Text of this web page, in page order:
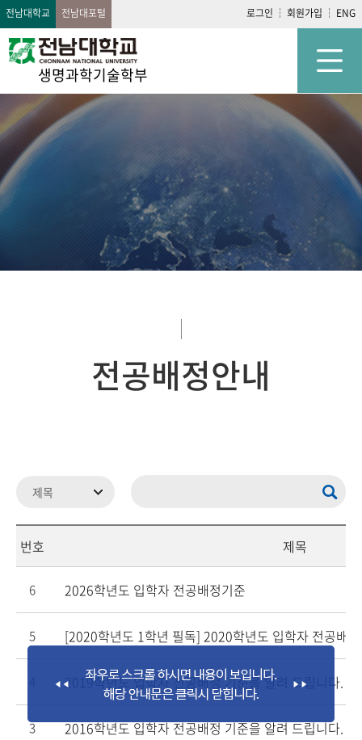
전남대학교 전남대포털 로그인 회원가입 ENG
생명과학기술학부
전공배정안내
번호 제목
6 2026학년도 입학자 전공배정기준
5 [2020학년도 1학년 필독] 2020학년도 입학자 전공배
2019학년도 입학자 전공배정 기준을 알려 드립니다.
3 2016학년도 입학자 전공배정 기준을 알려 드립니다.